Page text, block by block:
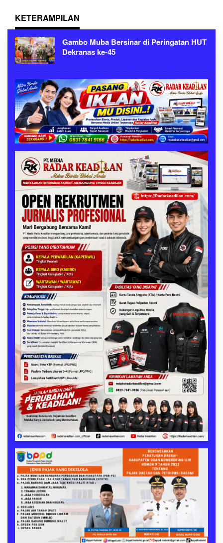
KETERAMPILAN
Gambo Muba Bersinar di Peringatan HUT
Dekranas ke-45